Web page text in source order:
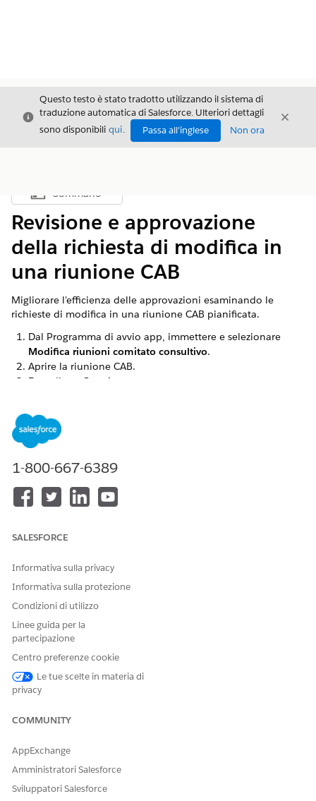
Chiudi
Questo testo è stato tradotto utilizzando il sistema di
traduzione automatica di Salesforce. Ulteriori dettagli
sono disponibili qui. Passa all'inglese Non ora
Chiudi
Mostra sommario
Sommario
Revisione e approvazione
della richiesta di modifica in
una riunione CAB
Migliorare l'efficienza delle approvazioni esaminando le
richieste di modifica in una riunione CAB pianificata.
Dal Programma di avvio app, immettere e selezionare
Modifica riunioni comitato consultivo.
Aprire la riunione CAB.
Fare clic su
Correlato
Fare clic su
In Approva richiesta, immettere le note se necessario.
Il sistema aggiorna i record di approvazione con la
decisione di approvazione, i dettagli del revisore, la data
del riesame e i commenti per scopi di controllo e
richiesta di modifica.
QUESTO ARTICOLO HA RISOLTO IL PROBLEMA?
Facci sapere, così possiamo migliorare!
1-800-667-6389
SALESFORCE
Informativa sulla privacy
Informativa sulla protezione
Condizioni di utilizzo
Linee guida per la
partecipazione
Centro preferenze cookie
Le tue scelte in materia di
privacy
COMMUNITY
AppExchange
Amministratori Salesforce
Sviluppatori Salesforce